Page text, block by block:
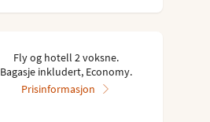
Fly og hotell 2 voksne.
Bagasje inkludert, Economy.
Prisinformasjon